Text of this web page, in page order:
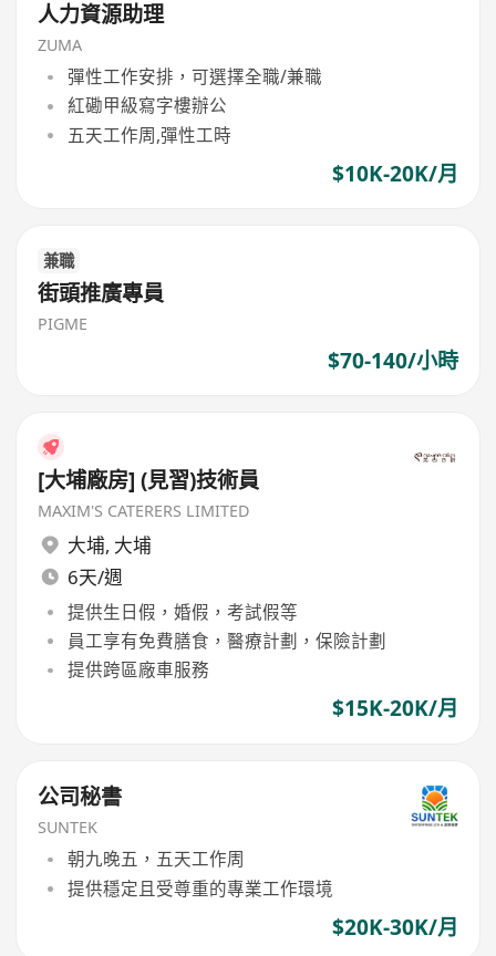
人力資源助理
ZUMA
彈性工作安排，可選擇全職/兼職
紅磡甲級寫字樓辦公
五天工作周,彈性工時
$10K-20K/月
兼職
街頭推廣專員
PIGME
$70-140/小時
[大埔廠房] (見習)技術員
MAXIM'S CATERERS LIMITED
大埔, 大埔
6天/週
提供生日假，婚假，考試假等
員工享有免費膳食，醫療計劃，保險計劃
提供跨區廠車服務
$15K-20K/月
公司秘書
SUNTEK
朝九晚五，五天工作周
提供穩定且受尊重的專業工作環境
$20K-30K/月